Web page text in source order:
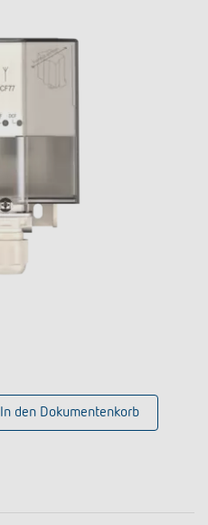
In den Dokumentenkorb